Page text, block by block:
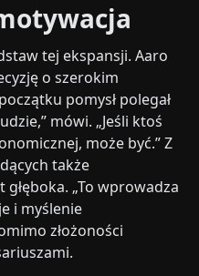
tej ekspansji. Aaro
o szerokim
pomysł polegał
mówi. „Jeśli ktoś
może być.” Z
także
„To wprowadza
i myślenie
złożoności